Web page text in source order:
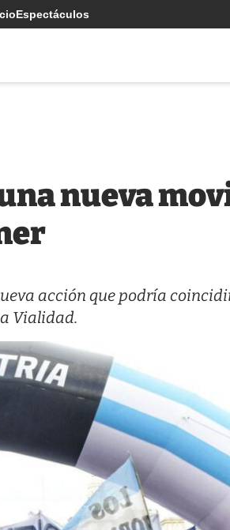
Espectáculos
nueva
acción que podría
Vialidad.